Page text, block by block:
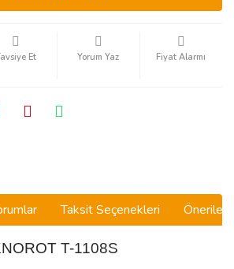
Et Yorum Yaz Fiyat Alarmı
Taksit Seçenekleri
T-1108S